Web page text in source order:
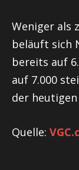
Weniger als
beläuft sich
bereits auf
auf 7.000
der
Quelle: